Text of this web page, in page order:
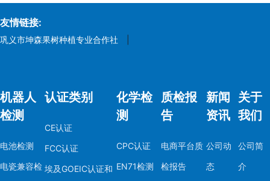
友情链接:
巩义市坤森果树种植专业合作社
机器人
检测
电池检测
电瓷兼容检
认证类别
CE认证
FCC认证
埃及GOEIC认证和
化学检
测
CPC认证
EN71检测
质检报
告
电商平台质
检报告
新闻
资讯
公司动
态
关于
我们
公司简
介